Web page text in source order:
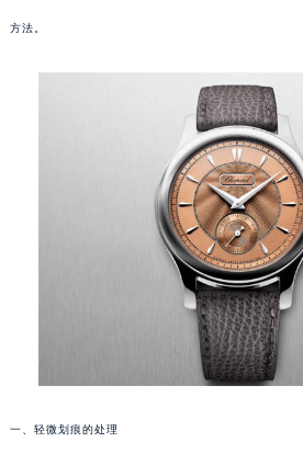
方法。
一、轻微划痕的处理